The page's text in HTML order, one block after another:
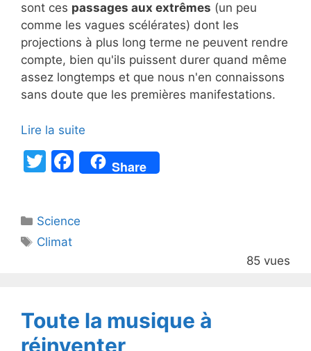
sont ces passages aux extrêmes (un peu
comme les vagues scélérates) dont les
projections à plus long terme ne peuvent rendre
compte, bien qu'ils puissent durer quand même
assez longtemps et que nous n'en connaissons
sans doute que les premières manifestations.
Lire la suite
T
er
F
a
e
k
Share
Catégories
Science
Étiquettes
Climat
85 vues
Toute la musique à
réinventer